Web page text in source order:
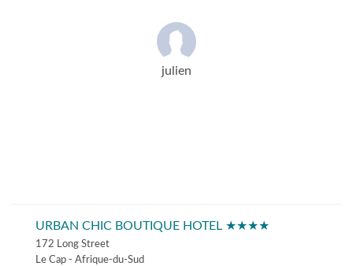
julien
URBAN CHIC BOUTIQUE HOTEL ★★★★
172 Long Street
Le Cap - Afrique-du-Sud